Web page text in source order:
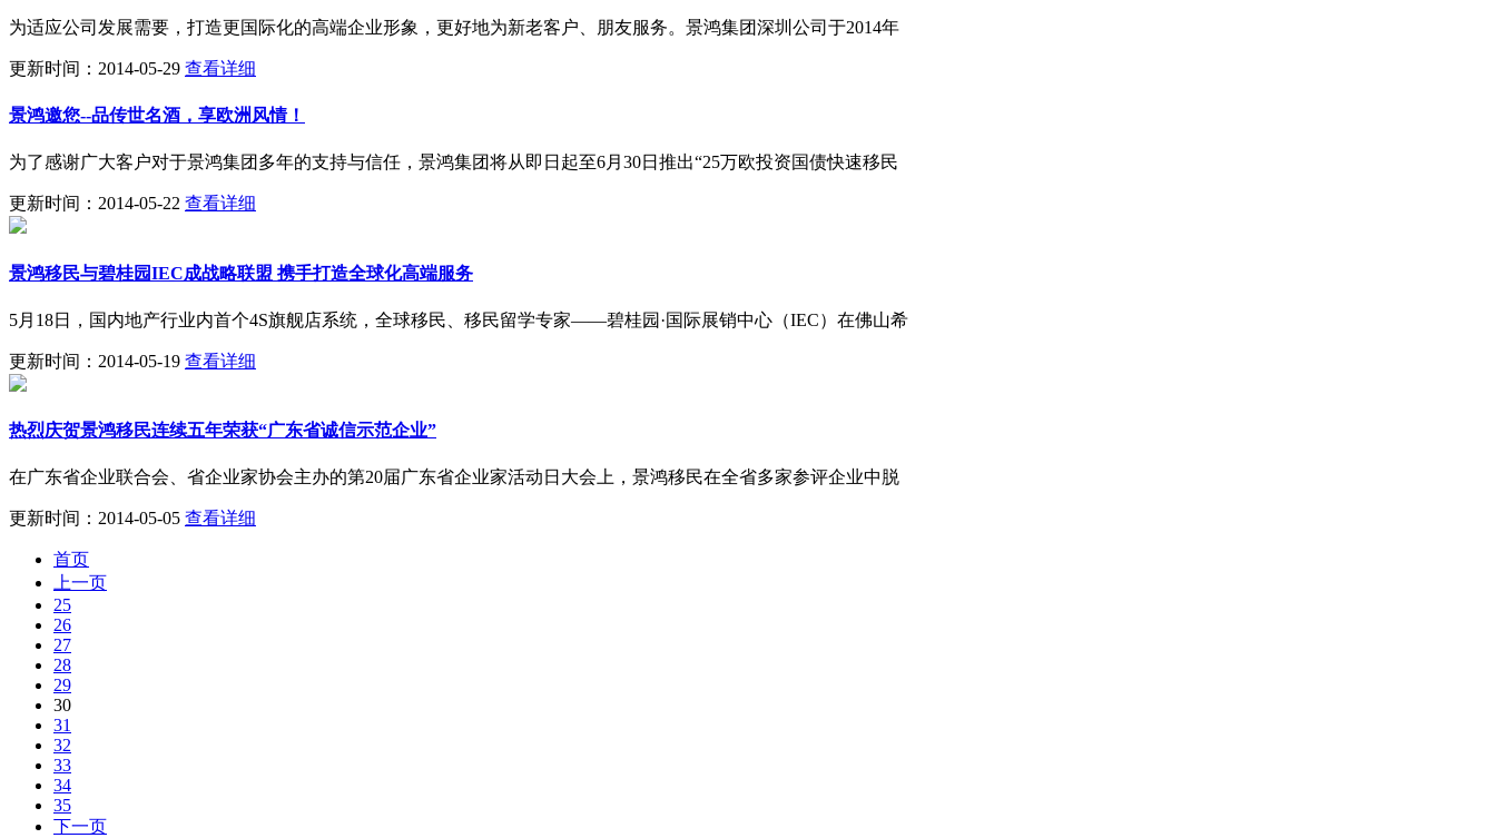
为适应公司发展需要，打造更国际化的高端企业形象，更好地为新老客户、朋友服务。景鸿集团深圳公司于2014年
更新时间：2014-05-29 查看详细
景鸿邀您--品传世名酒，享欧洲风情！
为了感谢广大客户对于景鸿集团多年的支持与信任，景鸿集团将从即日起至6月30日推出“25万欧投资国债快速移民
更新时间：2014-05-22 查看详细
景鸿移民与碧桂园IEC成战略联盟 携手打造全球化高端服务
5月18日，国内地产行业内首个4S旗舰店系统，全球移民、移民留学专家——碧桂园·国际展销中心（IEC）在佛山希
更新时间：2014-05-19 查看详细
热烈庆贺景鸿移民连续五年荣获“广东省诚信示范企业”
在广东省企业联合会、省企业家协会主办的第20届广东省企业家活动日大会上，景鸿移民在全省多家参评企业中脱
更新时间：2014-05-05 查看详细
首页
上一页
25
26
27
28
29
30
31
32
33
34
35
下一页